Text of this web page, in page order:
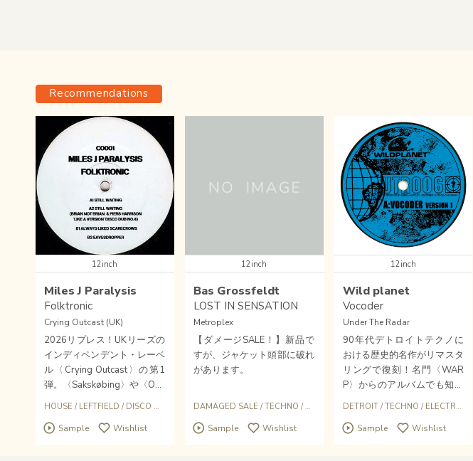
Recommendations
12inch
Miles J Paralysis
Folktronic
Crying Outcast (UK)
2026リプレス！UKリーズの
インディペンデント・レーベ
ル〈Crying Outcast〉の第1
弾。〈Sakskøbing〉や〈On t
he Button〉、〈Space Dus
リースしてきたMiles J Paral
HOUSE / LEFTFIELD / DISCO DUB
Sample Wishlist
12inch
Bas Grossfeldt
LOST IN SENSATION
Metroplex
【ダメージSALE！】新品で
すが、ジャケット頭部に破れ
があります。
DAMAGED SALE /TECHNO /ELECTRONIC
Sample Wishlist
12inch
Wild planet
Vocoder
Under The Radar
90年代デトロイトテクノに
おける歴史的名作がリマスタ
リングで復刻！名門〈WAR
P〉からのアルバムでも知ら
れるテクノデュオWILD PLA
なSF世界観で展開するメロ
DETROIT/TECHNO / ELECTRO
Sample Wishlist